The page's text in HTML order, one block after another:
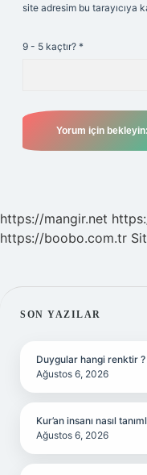
site adresim bu tarayıcıya
9 - 5 kaçtır? *
https://mangir.net
https://boobo.com.tr
SIDEBAR
SON YAZILAR
Duygular hangi renktir ?
Ağustos 6, 2026
Kur’an insanı nasıl
Ağustos 6, 2026